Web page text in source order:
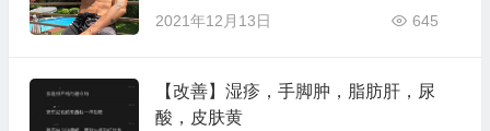
2021年12月13日 645
【改善】湿疹，手脚肿，脂肪肝，尿
酸，皮肤黄